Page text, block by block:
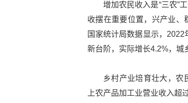
增加农民收入是“三农”
收摆在重要位置，兴产业、
国家统计局数据显示，
新台阶，实际增长4.2%，城
乡村产业培育壮大，农
上农产品加工业营业收入